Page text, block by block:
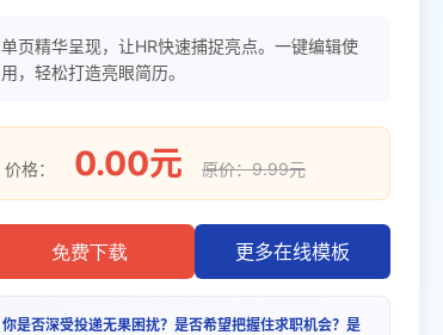
单页精华呈现，让HR快速捕捉亮点。一键编辑使
用，轻松打造亮眼简历。
价格： 0.00元 原价：9.99元
免费下载 更多在线模板
你是否深受投递无果困扰？是否希望把握住求职机会？是